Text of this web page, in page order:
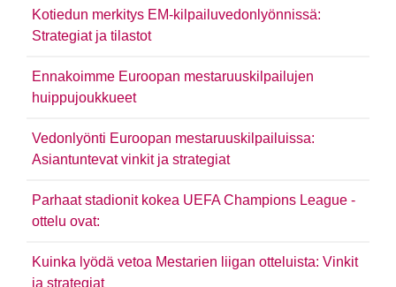
Kotiedun merkitys EM-kilpailuvedonlyönnissä:
Strategiat ja tilastot
Ennakoimme Euroopan mestaruuskilpailujen
huippujoukkueet
Vedonlyönti Euroopan mestaruuskilpailuissa:
Asiantuntevat vinkit ja strategiat
Parhaat stadionit kokea UEFA Champions League -
ottelu ovat:
Kuinka lyödä vetoa Mestarien liigan otteluista: Vinkit
ja strategiat